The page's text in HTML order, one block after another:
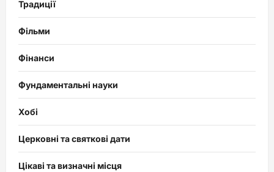
Традиції
Фільми
Фінанси
Фундаментальні науки
Хобі
Церковні та святкові дати
Цікаві та визначні місця